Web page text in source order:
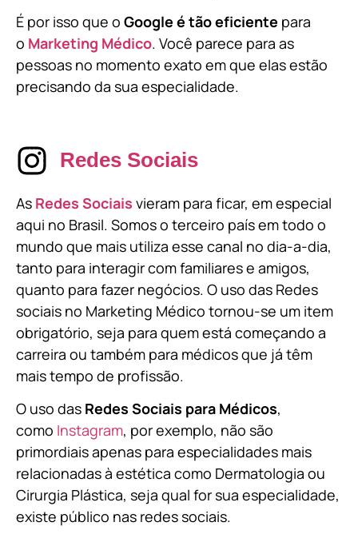
É por isso que o Google é tão eficiente para
o Marketing Médico. Você parece para as
pessoas no momento exato em que elas estão
precisando da sua especialidade.
Redes Sociais
As Redes Sociais vieram para ficar, em especial
aqui no Brasil. Somos o terceiro país em todo o
mundo que mais utiliza esse canal no dia-a-dia,
tanto para interagir com familiares e amigos,
quanto para fazer negócios. O uso das Redes
sociais no Marketing Médico tornou-se um item
obrigatório, seja para quem está começando a
carreira ou também para médicos que já têm
mais tempo de profissão.
O uso das Redes Sociais para Médicos,
como Instagram, por exemplo, não são
primordiais apenas para especialidades mais
relacionadas à estética como Dermatologia ou
Cirurgia Plástica, seja qual for sua especialidade,
existe público nas redes sociais.